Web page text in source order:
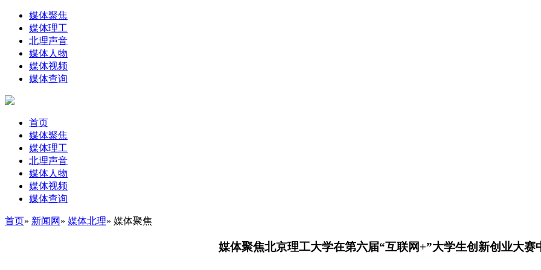
媒体聚焦
媒体理工
北理声音
媒体人物
媒体视频
媒体查询
首页
媒体聚焦
媒体理工
北理声音
媒体人物
媒体视频
媒体查询
首页» 新闻网 » 媒体北理» 媒体聚焦
媒体聚焦北京理工大学在第六届“互联网+”大学生创新创业大赛